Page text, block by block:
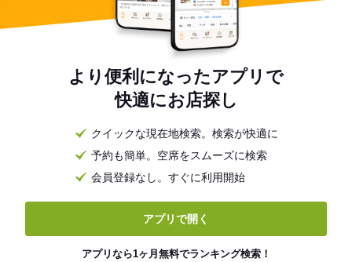
より便利になったアプリで
快適にお店探し
クイックな現在地検索。検索が快適に
予約も簡単。空席をスムーズに検索
会員登録なし。すぐに利用開始
アプリで開く
アプリなら1ヶ月無料でランキング検索！